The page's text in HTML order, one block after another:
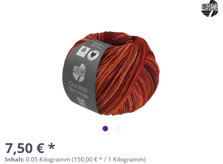
7,50 € *
Inhalt:0.05 Kilogramm (150,00 € * / 1 Kilogramm)